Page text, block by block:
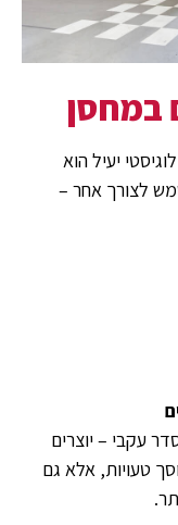
במחסן
יעיל הוא
לצורך אחר –
עקבי – יוצרים
טעויות, אלא גם